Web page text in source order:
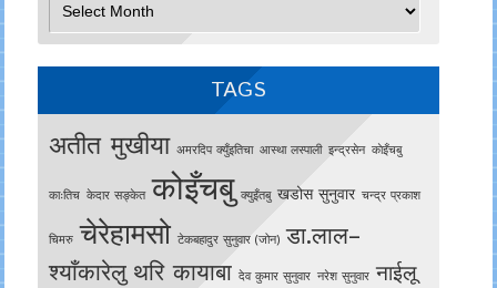
TAGS
अतीत मुखीया अमरदिप क्युँइतिचा आस्था लस्पाली इन्द्रसेन काेइँचबु
काःतिच केदार सङ्केत कोइँचबु क्युइँतबु खडोस सुनुवार चन्द्र प्रकाश
चिमरु चेरेहामसो टेकबहादुर सुनुवार (जोन) डा.लाल–
श्याँकारेलु थरि कायाबा देव कुमार सुनुवार नरेश सुनुवार नाईलू